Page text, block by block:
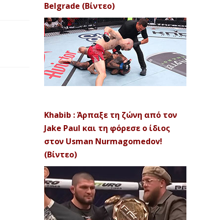
Belgrade (Βίντεο)
Khabib : Άρπαξε τη ζώνη από τον
Jake Paul και τη φόρεσε ο ίδιος
στον Usman Nurmagomedov!
(Βίντεο)